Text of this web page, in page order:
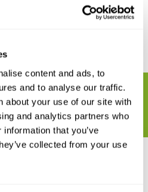
content and ads, to
and to analyse our traffic.
about your use of our site with
and analytics partners who
that you’ve
collected from your use